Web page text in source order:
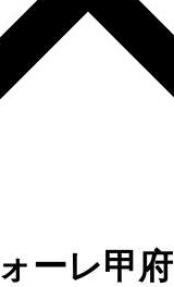
ーレ甲府